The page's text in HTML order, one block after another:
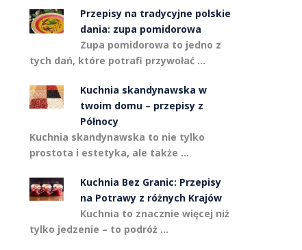
Przepisy na tradycyjne polskie
dania: zupa pomidorowa
Zupa pomidorowa to jedno z
tych dań, które potrafi przywołać …
Kuchnia skandynawska w
twoim domu – przepisy z
Północy
Kuchnia skandynawska to nie tylko
prostota i estetyka, ale także …
Kuchnia Bez Granic: Przepisy
na Potrawy z różnych Krajów
Kuchnia to znacznie więcej niż
tylko jedzenie – to podróż …